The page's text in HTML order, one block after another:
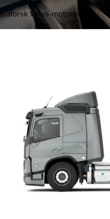
Udforsk Volvo-motorer